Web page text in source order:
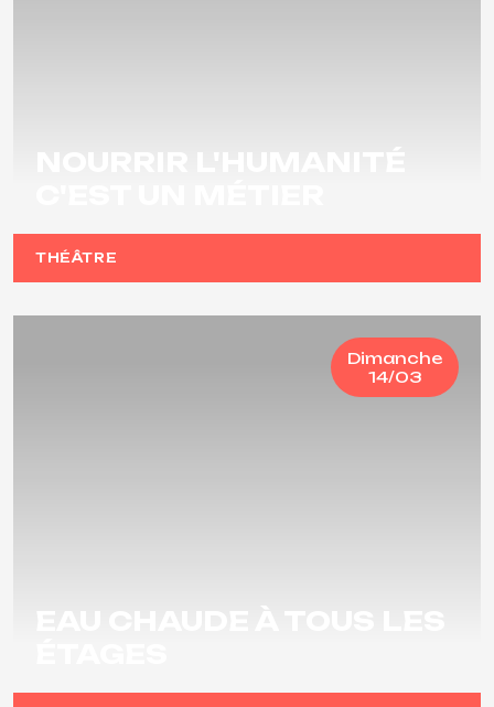
THÉÂTRE
Dimanche
14/03